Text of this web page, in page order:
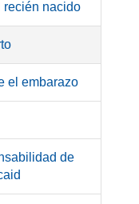
recién nacido
el embarazo
de